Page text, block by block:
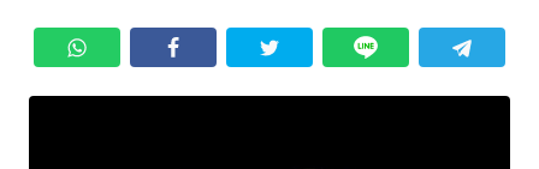
KRIMINAL
EKUIN